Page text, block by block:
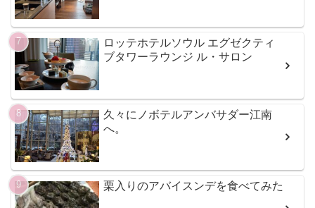
ロッテホテルソウル エグゼクティ
ブタワーラウンジ ル・サロン
久々にノボテルアンバサダー江南
へ。
栗入りのアバイスンデを食べてみた